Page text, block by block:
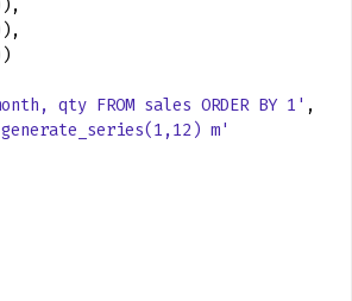
qty FROM sales ORDER BY 1' ,
generate_series(1,12) m'